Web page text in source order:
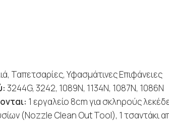
Ταπετσαρίες, Υφασμάτινες Επιφάνειες
3244G, 3242, 1089N, 1134N, 1087N, 1086N
1 εργαλείο 8cm για σκληρούς
(Nozzle Clean Out Tool), 1 τσαντάκι